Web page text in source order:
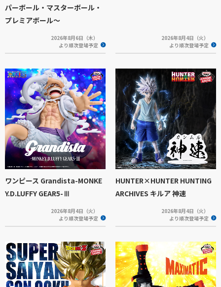
パーボール・マスターボール・
プレミアボール～
2026年8月6日（木）
より順次登場予定
2026年8月4日（火）
より順次登場予定
ワンピース Grandista-MONKE
Y.D.LUFFY GEAR5-Ⅲ
2026年8月4日（火）
より順次登場予定
HUNTER×HUNTER HUNTING
ARCHIVES キルア 神速
2026年8月4日（火）
より順次登場予定